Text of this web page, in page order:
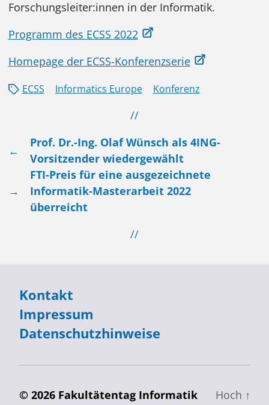
Forschungsleiter:innen in der Informatik.
Programm des ECSS 2022
Homepage der ECSS-Konferenzserie
ECSS Informatics Europe Konferenz
//
←
Prof. Dr.-Ing. Olaf Wünsch als 4ING-
Vorsitzender wiedergewählt
FTI-Preis für eine ausgezeichnete
Informatik-Masterarbeit 2022
überreicht
→
//
Kontakt
Impressum
Datenschutzhinweise
© 2026 Fakultätentag Informatik Hoch ↑